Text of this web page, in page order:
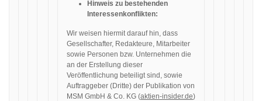
Hinweis zu bestehenden
Interessenkonflikten:
Wir weisen hiermit darauf hin, dass
Gesellschafter, Redakteure, Mitarbeiter
sowie Personen bzw. Unternehmen die
an der Erstellung dieser
Veröffentlichung beteiligt sind, sowie
Auftraggeber (Dritte) der Publikation von
MSM GmbH & Co. KG (aktien-insider.de)